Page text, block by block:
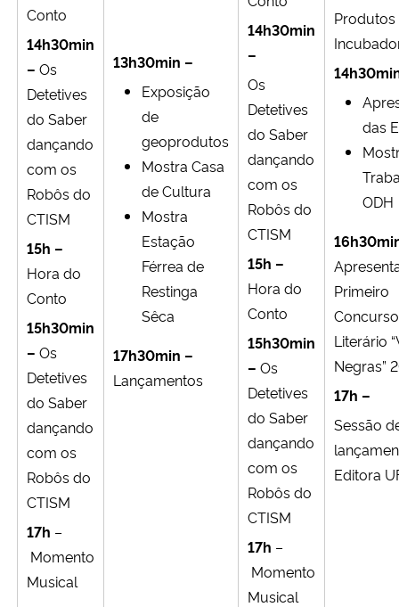
Conto
14h30min
– Os
Detetives
do Saber
dançando
com os
Robôs do
CTISM
15h –
Hora do
Conto
15h30min
– Os
Detetives
do Saber
dançando
com os
Robôs do
CTISM
17h –
Momento
Musical
13h30min –
Exposição
de
geoprodutos
Mostra Casa
de Cultura
Mostra
Estação
Férrea de
Restinga
Sêca
17h30min –
Lançamentos
14h30min
–
Os
Detetives
do Saber
dançando
com os
Robôs do
CTISM
15h –
Hora do
Conto
15h30min
– Os
Detetives
do Saber
dançando
com os
Robôs do
CTISM
17h –
Momento
Musical
Produtos
das
ODH
Primeiro
Concurso
Literário
Negras”
17h –
Sessão
Editora